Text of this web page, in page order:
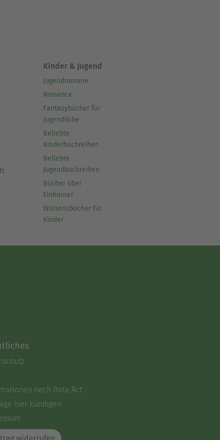
Kinder & Jugend
Jugendromane
Romance
Fantasybücher für
Jugendliche
Beliebte
Kinderbuchreihen
Beliebte
Jugendbuchreihen
Bücher über
Einhörner
Wissensbücher für
Kinder
nach Data Act
hier kündigen